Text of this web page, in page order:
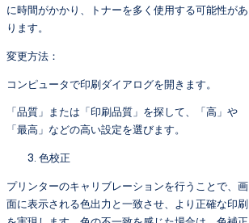
に時間がかかり、トナーを多く使用する可能性があ
ります。
変更方法：
コンピュータで印刷ダイアログを開きます。
「品質」または「印刷品質」を探して、「高」や
「最高」などの高い設定を選びます。
色校正
プリンターのキャリブレーションを行うことで、画
面に表示される色出力と一致させ、より正確な印刷